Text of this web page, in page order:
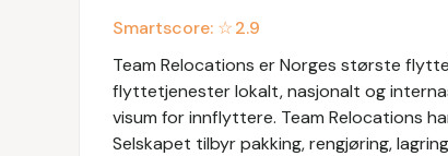
Smartscore: ☆2.9
Team Relocations er Norges største
flyttetjenester lokalt, nasjonalt og
visum for innflyttere. Team Relocations
Selskapet tilbyr pakking, rengjøring,